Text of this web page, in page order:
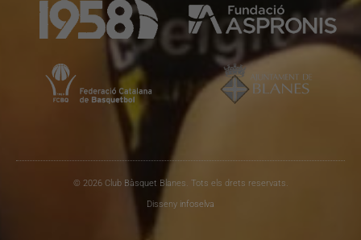
© 2026 Club Bàsquet Blanes. Tots els drets reservats.
Disseny infoselva